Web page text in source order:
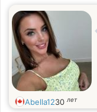
Abella1230 лет